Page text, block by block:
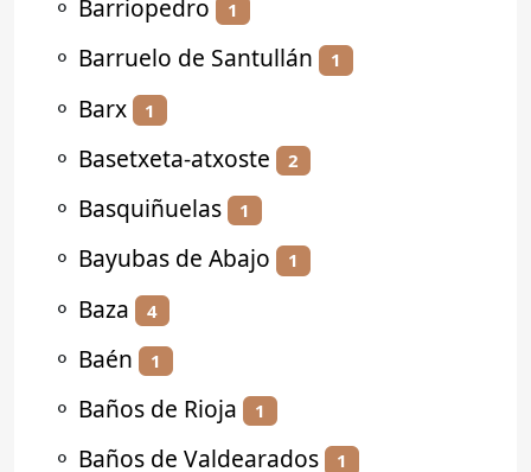
⚬ Barriopedro 1
⚬ Barruelo de Santullán 1
⚬ Barx 1
⚬ Basetxeta-atxoste 2
⚬ Basquiñuelas 1
⚬ Bayubas de Abajo 1
⚬ Baza 4
⚬ Baén 1
⚬ Baños de Rioja 1
⚬ Baños de Valdearados 1